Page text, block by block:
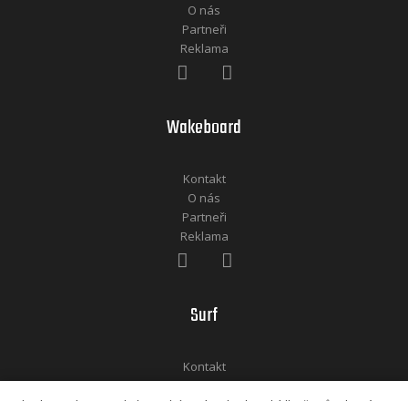
O nás
Partneři
Reklama
Wakeboard
Kontakt
O nás
Partneři
Reklama
Surf
Kontakt
O nás